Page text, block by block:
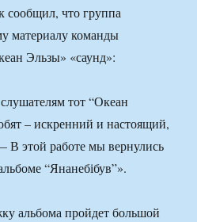
сообщил, что группа
материалу команды
Эльзы» «саунд»:
тот “Океан
– искренний и настоящий,
этой работе мы вернулись
“Янанебібув”».
альбома пройдет большой